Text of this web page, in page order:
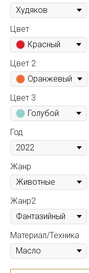
Цвет
Красный
Цвет 2
Оранжевый
Цвет 3
Голубой
Год
Жанр
Жанр2
Материал/Техника